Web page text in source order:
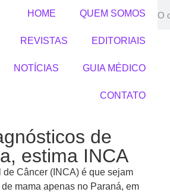
HOME QUEM SOMOS
REVISTAS EDITORIAIS
NOTÍCIAS GUIA MÉDICO
CONTATO
de
estima INCA
Câncer (INCA) é que sejam
mama apenas no Paraná, em